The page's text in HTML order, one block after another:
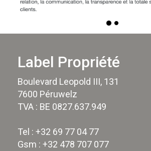
Label Propriété
Boulevard Leopold III, 131
7600 Péruwelz
TVA : BE 0827.637.949
Tel : +32 69 77 04 77
Gsm : +32 478 707 077